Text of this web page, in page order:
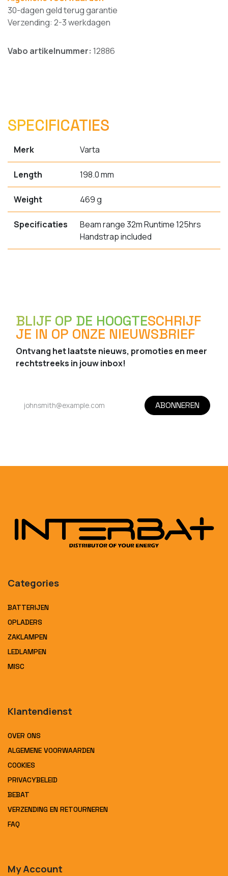
30-dagen geld terug garantie
Verzending: 2-3 werkdagen
Vabo artikelnummer: 12886
SPECIFICATIES
Merk Varta
Length 198.0 mm
Weight 469 g
Specificaties
Beam range 32m Runtime 125hrs
Handstrap included
BLIJF OP DE HOOGTESCHRIJF
JE IN OP ONZE NIEUWSBRIEF
Ontvang het laatste nieuws, promoties en meer
rechtstreeks in jouw inbox!
ABONNEREN
Categories
BATTERIJEN
OPLADERS
ZAKLAMPEN
LEDLAMPEN
MISC
Klantendienst
OVER ONS
ALGEMENE VOORWAARDEN
COOKIES
PRIVACYBELEID
BEBAT
VERZENDING EN RETOURNEREN
FAQ
My Account